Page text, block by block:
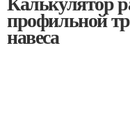
профильной
навеса